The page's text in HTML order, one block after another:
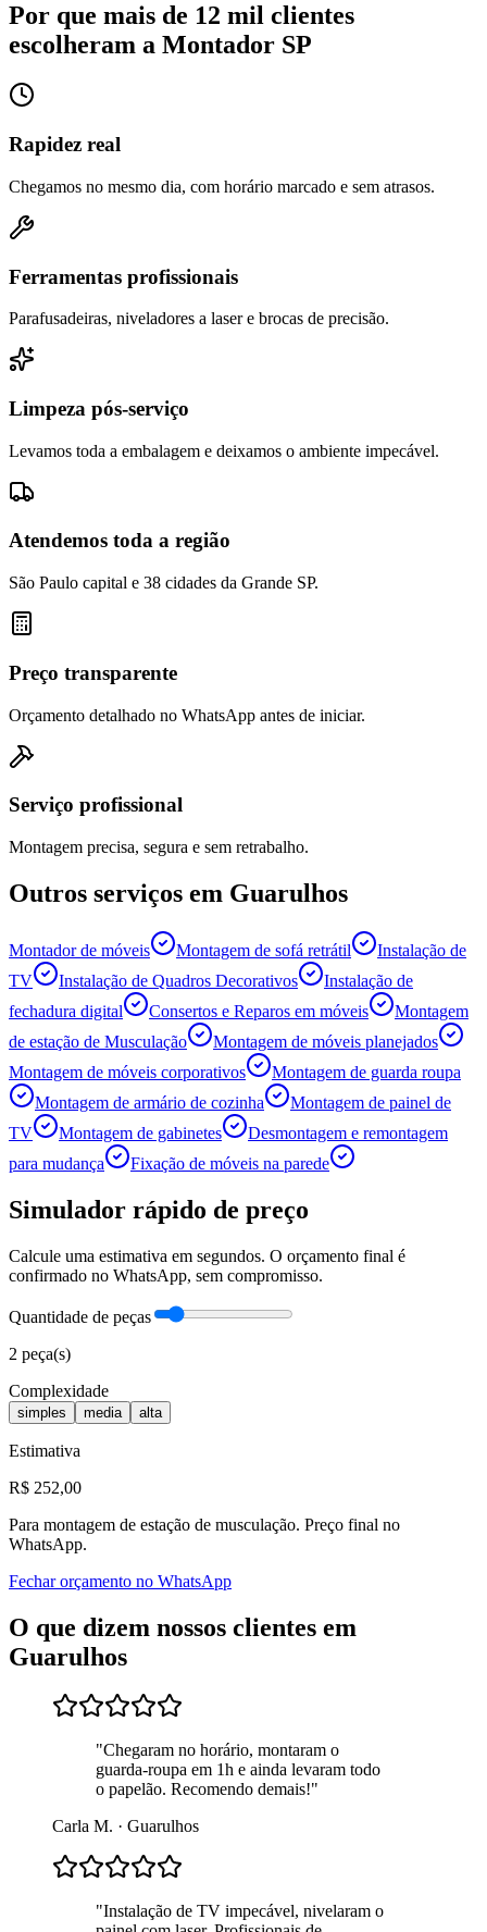
Por que mais de 12 mil clientes
escolheram a Montador SP
Rapidez real
Chegamos no mesmo dia, com horário marcado e sem atrasos.
Ferramentas profissionais
Parafusadeiras, niveladores a laser e brocas de precisão.
Limpeza pós-serviço
Levamos toda a embalagem e deixamos o ambiente impecável.
Atendemos toda a região
São Paulo capital e 38 cidades da Grande SP.
Preço transparente
Orçamento detalhado no WhatsApp antes de iniciar.
Serviço profissional
Montagem precisa, segura e sem retrabalho.
Outros serviços em Guarulhos
Montador de móveis Montagem de sofá retrátil
Instalação de
TV
Instalação de Quadros Decorativos
Instalação de
fechadura digital
Consertos e Reparos em móveis
Montagem
de estação de Musculação
Montagem de móveis planejados
Montagem de móveis corporativos
Montagem de guarda roupa
Montagem de armário de cozinha
Montagem de painel de
TV
Montagem de gabinetes
Desmontagem e remontagem
para mudança
Fixação de móveis na parede
Simulador rápido de preço
Calcule uma estimativa em segundos. O orçamento final é
confirmado no WhatsApp, sem compromisso.
Quantidade de peças
2 peça(s)
Complexidade
simples media alta
Estimativa
R$ 252,00
Para montagem de estação de musculação. Preço final no
WhatsApp.
Fechar orçamento no WhatsApp
O que dizem nossos clientes em
Guarulhos
"Chegaram no horário, montaram o
guarda-roupa em 1h e ainda levaram todo
o papelão. Recomendo demais!"
Carla M. · Guarulhos
"Instalação de TV impecável, nivelaram o